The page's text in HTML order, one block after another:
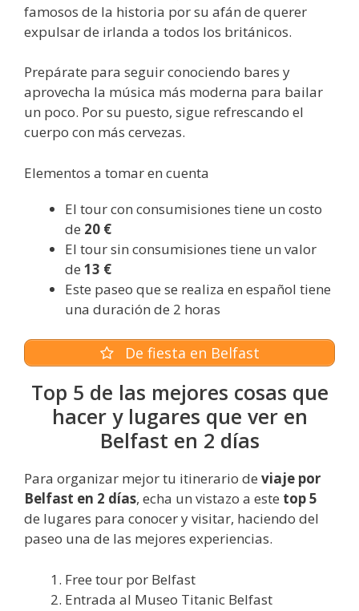
famosos de la historia por su afán de querer
expulsar de irlanda a todos los británicos.
Prepárate para seguir conociendo bares y
aprovecha la música más moderna para bailar
un poco. Por su puesto, sigue refrescando el
cuerpo con más cervezas.
Elementos a tomar en cuenta
El tour con consumisiones tiene un costo
de 20 €
El tour sin consumisiones tiene un valor
de 13 €
Este paseo que se realiza en español tiene
una duración de 2 horas
De fiesta en Belfast
Top 5 de las mejores cosas que
hacer y lugares que ver en
Belfast en 2 días
Para organizar mejor tu itinerario de viaje por
Belfast en 2 días, echa un vistazo a este top 5
de lugares para conocer y visitar, haciendo del
paseo una de las mejores experiencias.
Free tour por Belfast
Entrada al Museo Titanic Belfast